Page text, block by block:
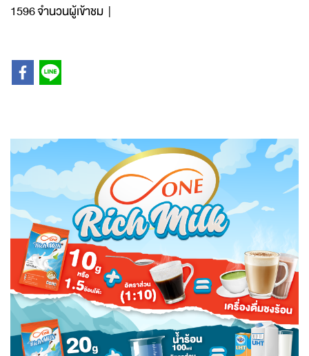
1596 จำนวนผู้เข้าชม |